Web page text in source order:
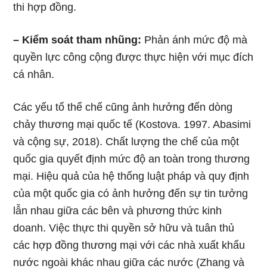
thi hợp đồng.
– Kiểm soát tham nhũng: Phản ánh mức độ mà
quyền lực công cộng được thực hiện với mục đích
cá nhân.
Các yếu tố thể chế cũng ảnh hưởng đến dòng
chảy thương mại quốc tế (Kostova. 1997. Abasimi
và cộng sự, 2018). Chất lượng the chế của một
quốc gia quyết định mức độ an toàn trong thương
mại. Hiệu quả của hệ thống luật pháp và quy định
của một quốc gia có ảnh hưởng đến sự tin tưởng
lẫn nhau giữa các bên và phương thức kinh
doanh. Việc thực thi quyền sở hữu và tuân thủ
các hợp đồng thương mại với các nhà xuất khẩu
nước ngoài khác nhau giữa các nước (Zhang và